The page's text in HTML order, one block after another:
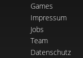
Games
Impressum
Jobs
Team
Datenschutz